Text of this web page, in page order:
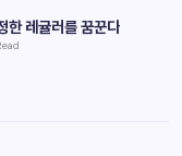
한 레귤러를 꿈꾼다